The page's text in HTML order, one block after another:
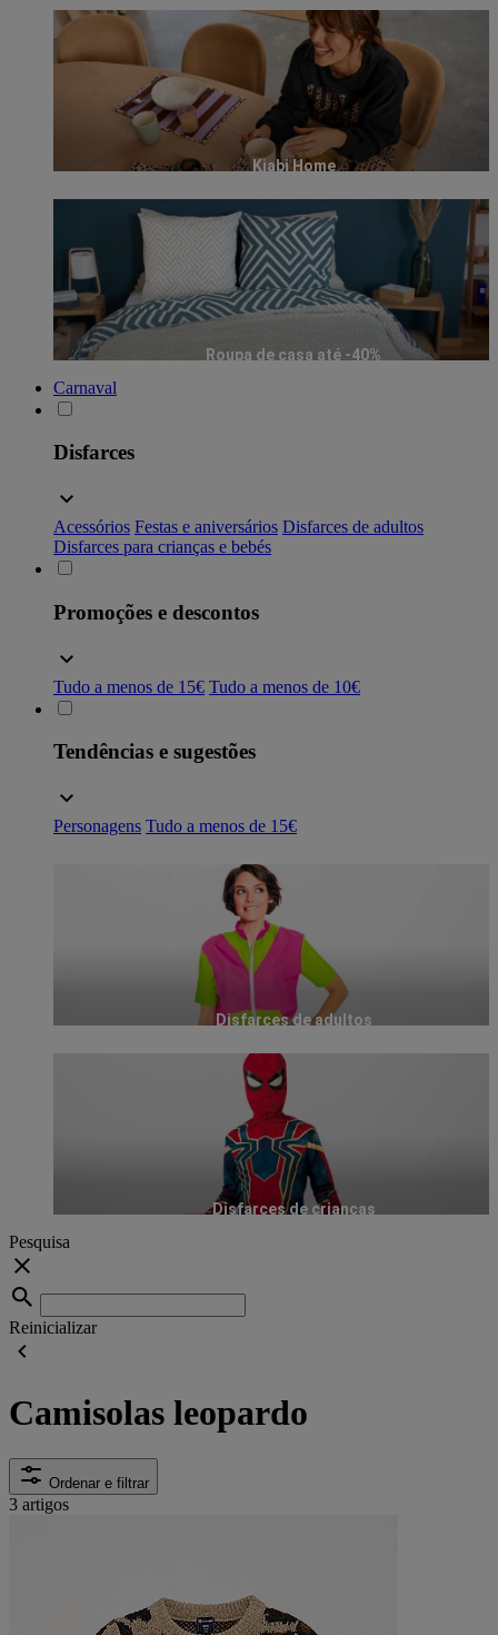
Kiabi Home
Roupa de casa até -40%
Carnaval
Disfarces
Acessórios Festas e aniversários Disfarces de adultos
Disfarces para crianças e bebés
Promoções e descontos
Tudo a menos de 15€ Tudo a menos de 10€
Tendências e sugestões
Personagens Tudo a menos de 15€
Disfarces de adultos
Disfarces de crianças
Pesquisa
Reinicializar
Camisolas leopardo
Ordenar e filtrar
3 artigos